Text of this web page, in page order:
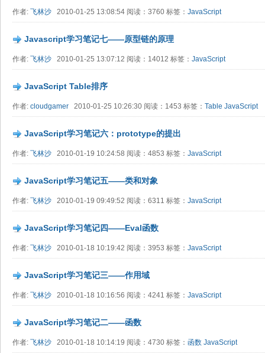
作者: 飞林沙 2010-01-25 13:08:54 阅读：3760 标签： JavaScript
Javascript学习笔记七——原型链的原理
作者: 飞林沙 2010-01-25 13:07:12 阅读：14012 标签： JavaScript
JavaScript Table排序
作者: cloudgamer 2010-01-25 10:26:30 阅读：1453 标签： Table JavaScript
JavaScript学习笔记六：prototype的提出
作者: 飞林沙 2010-01-19 10:24:58 阅读：4853 标签： JavaScript
JavaScript学习笔记五——类和对象
作者: 飞林沙 2010-01-19 09:49:52 阅读：6311 标签： JavaScript
JavaScript学习笔记四——Eval函数
作者: 飞林沙 2010-01-18 10:19:42 阅读：3953 标签： JavaScript
JavaScript学习笔记三——作用域
作者: 飞林沙 2010-01-18 10:16:56 阅读：4241 标签： JavaScript
JavaScript学习笔记二——函数
作者: 飞林沙 2010-01-18 10:14:19 阅读：4730 标签： 函数 JavaScript